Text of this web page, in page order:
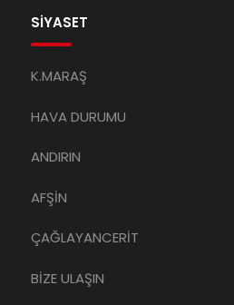
SİYASET
K.MARAŞ
HAVA DURUMU
ANDIRIN
AFŞİN
ÇAĞLAYANCERİT
BİZE ULAŞIN